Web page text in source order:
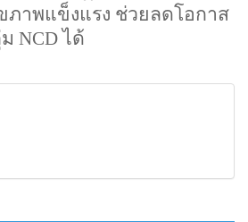
ภาพแข็งแรง ช่วยลดโอกาส
NCD ได้